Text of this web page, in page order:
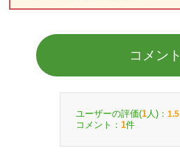
コメント
ユーザーの評価(1 人)： 1.5
コメント： 1件